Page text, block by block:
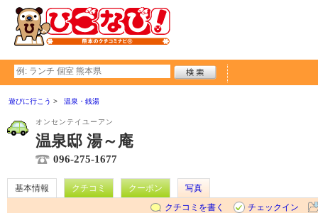
遊びに行こう 温泉・銭湯
オンセンテイユーアン
温泉邸 湯～庵
096-275-1677
基本情報 クチコミ クーポン
写真
クチコミを書く
チェックイン